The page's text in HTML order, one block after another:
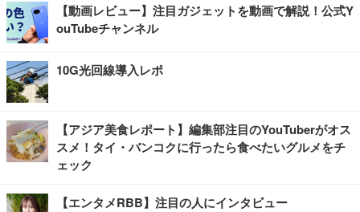
【動画レビュー】注目ガジェットを動画で解説！公式Y
ouTubeチャンネル
10G光回線導入レポ
【アジア美食レポート】編集部注目のYouTuberがオス
スメ！タイ・バンコクに行ったら食べたいグルメをチ
ェック
【エンタメRBB】注目の人にインタビュー